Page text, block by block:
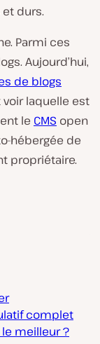
durs.
Parmi ces
Aujourd’hui,
de blogs
voir laquelle est
le CMS open
hébergée de
propriétaire.
complet
le meilleur ?